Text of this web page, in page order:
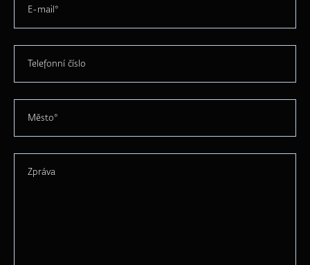
E-mail*
Telefonní číslo
Město*
Zpráva